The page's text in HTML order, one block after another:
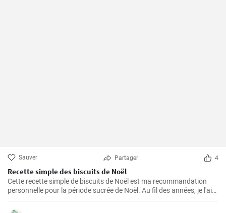
Sauver Partager 4
Recette simple des biscuits de Noël
Cette recette simple de biscuits de Noël est ma recommandation
personnelle pour la période sucrée de Noël. Au fil des années, je l'ai
préparée à plusieurs reprises dans ma propre cuisine et elle s'est
avérée être une favorite absolue - pour moi et pour tous ceux qui ont